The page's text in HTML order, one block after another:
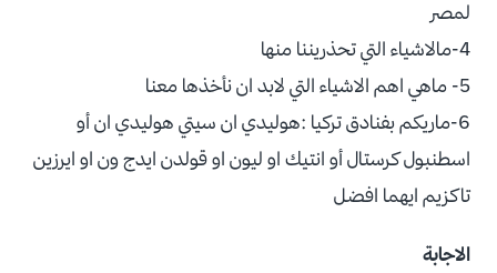
لمصر
4-مالاشياء التي تحذريننا منها
5- ماهي اهم الاشياء التي لابد ان نأخذها معنا
6-ماريكم بفنادق تركيا :هوليدي ان سيتي هوليدي ان أو
اسطنبول كرستال أو انتيك او ليون او قولدن ايدج ون او ايرزين
تاكزيم ايهما افضل
الاجابة